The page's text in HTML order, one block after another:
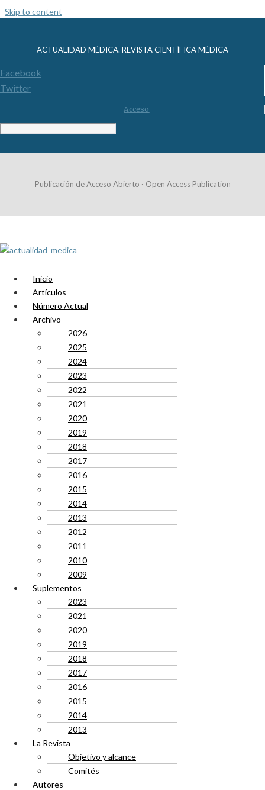
Skip to content
ACTUALIDAD MÉDICA. REVISTA CIENTÍFICA MÉDICA
Facebook
Twitter
Acceso
Publicación de Acceso Abierto · Open Access Publication
Inicio
Artículos
Número Actual
Archivo
2026
2025
2024
2023
2022
2021
2020
2019
2018
2017
2016
2015
2014
2013
2012
2011
2010
2009
Suplementos
2023
2021
2020
2019
2018
2017
2016
2015
2014
2013
La Revista
Objetivo y alcance
Comités
Autores